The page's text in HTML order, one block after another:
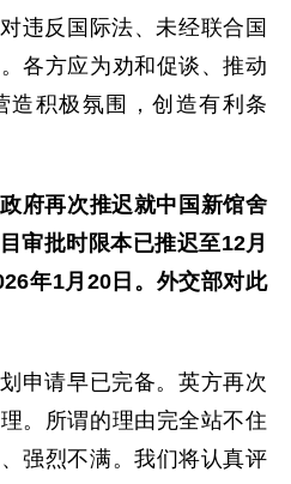
违反国际法、未经联合国
各方应为劝和促谈、推动
造积极氛围，创造有利条
府再次推迟就中国新馆舍
审批时限本已推迟至12月
年1月20日。外交部对此
申请早已完备。英方再次
。所谓的理由完全站不住
强烈不满。我们将认真评